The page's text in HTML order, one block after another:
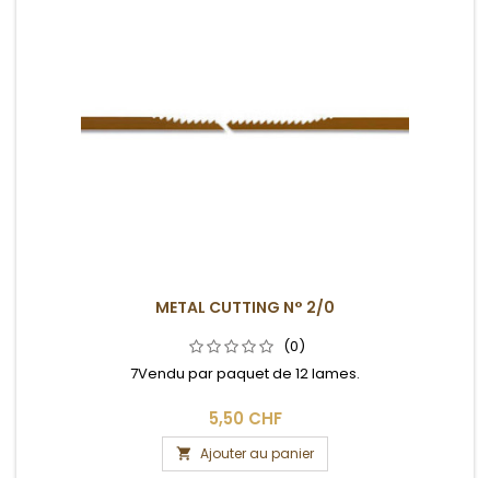
METAL CUTTING N° 2/0
(0)
7Vendu par paquet de 12 lames.
5,50 CHF
 Ajouter au panier